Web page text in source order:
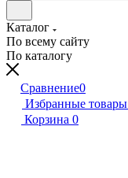
Каталог
По всему сайту
По каталогу
Сравнение0
Избранные товары
Корзина 0